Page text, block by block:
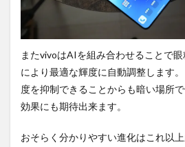
またvivoはAIを組み合わせることで
により最適な輝度に自動調整します
度を抑制できることからも暗い場所
効果にも期待出来ます。
おそらく分かりやすい進化はこれ以